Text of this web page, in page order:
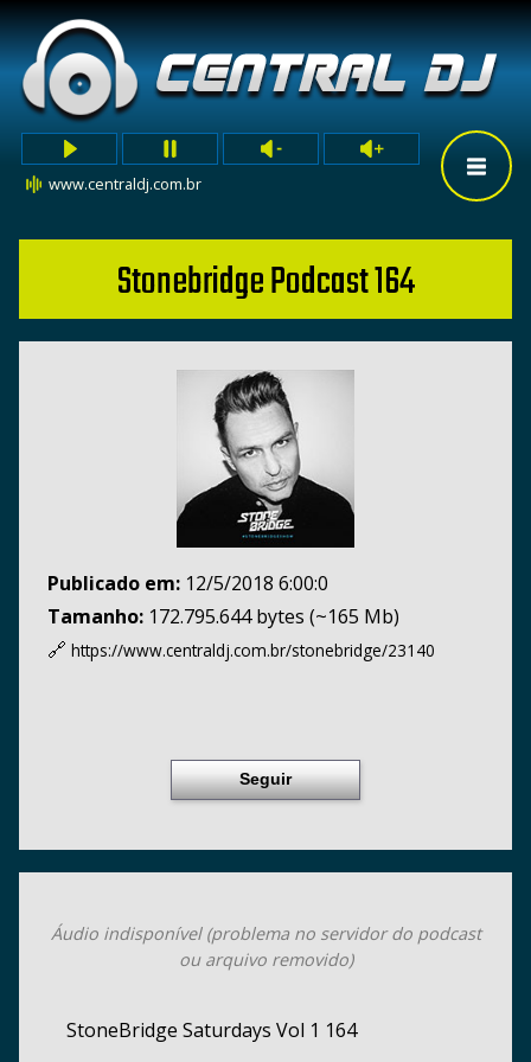
www.centraldj.com.br
Stonebridge Podcast 164
Publicado em: 12/5/2018 6:00:0
Tamanho: 172.795.644 bytes (~165 Mb)
🔗 https://www.centraldj.com.br/stonebridge/23140
Seguir
Áudio indisponível (problema no servidor do podcast
ou arquivo removido)
StoneBridge Saturdays Vol 1 164